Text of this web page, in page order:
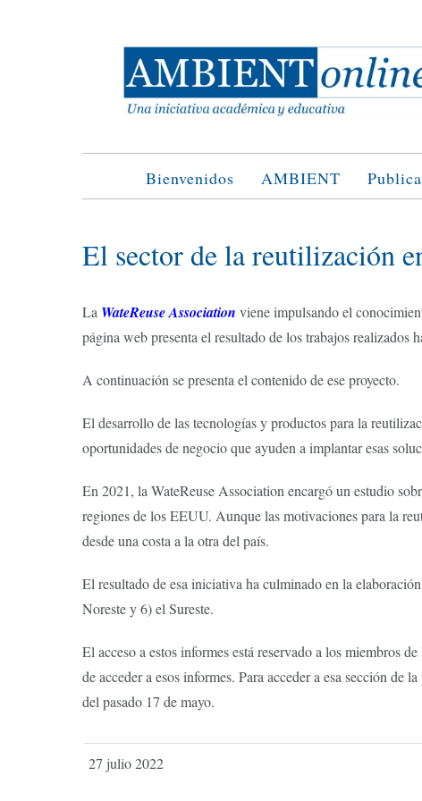
Bienvenidos AMBIENT
El sector de la reutilización
La WateReuse Association viene impulsando el
página web presenta el resultado de los trabajos realizados
A continuación se presenta el contenido de ese proyecto.
El desarrollo de las tecnologías y productos para la
oportunidades de negocio que ayuden a implantar esas
En 2021, la WateReuse Association encargó un estudio
regiones de los EEUU. Aunque las motivaciones para la
desde una costa a la otra del país.
El resultado de esa iniciativa ha culminado en la
Noreste y 6) el Sureste.
El acceso a estos informes está reservado a los miembros
de acceder a esos informes. Para acceder a esa sección
del pasado 17 de mayo.
27 julio 2022